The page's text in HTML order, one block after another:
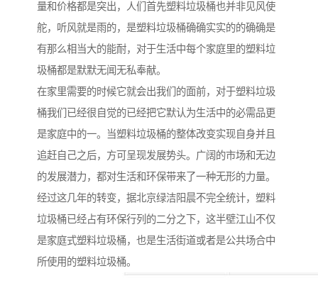
量和价格都是突出，人们首先塑料垃圾桶也并非见风使
舵，听风就是雨的，是塑料垃圾桶确确实实的的确确是
有那么相当大的能耐，对于生活中每个家庭里的塑料垃
圾桶都是默默无闻无私奉献。
在家里需要的时候它就会出我们的面前，对于塑料垃圾
桶我们已经很自觉的已经把它默认为生活中的必需品更
是家庭中的一。当塑料垃圾桶的整体改变实现自身并且
追赶自己之后，方可呈现发展势头。广阔的市场和无边
的发展潜力，都对生活和环保带来了一种无形的力量。
经过这几年的转变，据北京绿洁阳晨不完全统计，塑料
垃圾桶已经占有环保行列的二分之下，这半壁江山不仅
是家庭式塑料垃圾桶，也是生活街道或者是公共场合中
所使用的塑料垃圾桶。